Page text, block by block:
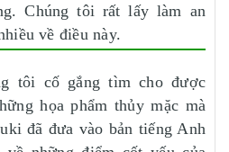
Chúng tôi rất lấy làm an
về điều này.
tôi cố gắng tìm cho được
họa phẩm thủy mặc mà
đã đưa vào bản tiếng Anh